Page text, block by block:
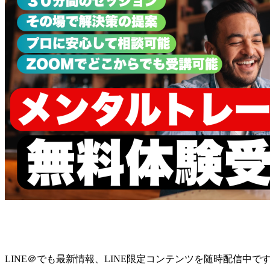
LINE＠でも最新情報、LINE限定コンテンツを随時配信中で